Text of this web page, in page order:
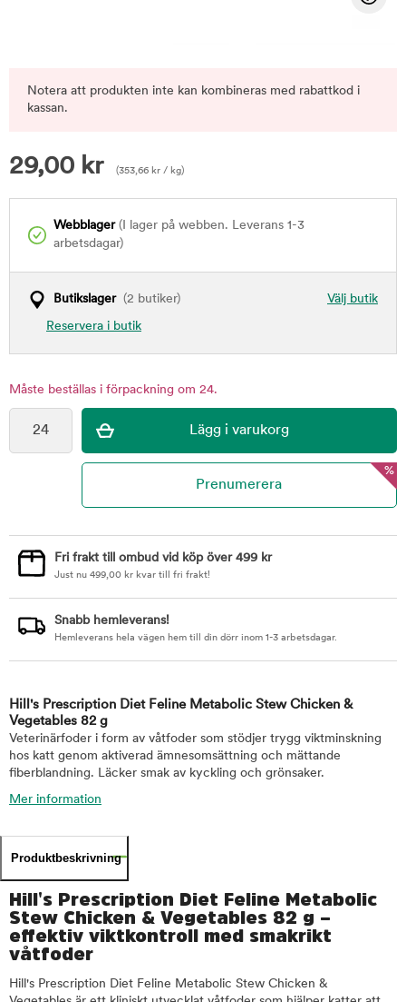
Notera att produkten inte kan kombineras med rabattkod i
kassan.
29,00 kr (353,66 kr / kg)
Webblager(I lager på webben. Leverans 1-3
arbetsdagar)
Välj butik
Butikslager(2 butiker)
Reservera i butik
Måste beställas i förpackning om 24.
%
Fri frakt till ombud vid köp över 499 kr
Just nu 499,00 kr kvar till fri frakt!
Snabb hemleverans!
Hemleverans hela vägen hem till din dörr inom 1-3 arbetsdagar.
Hill's Prescription Diet Feline Metabolic Stew Chicken &
Vegetables 82 g
Veterinärfoder i form av våtfoder som stödjer trygg viktminskning
hos katt genom aktiverad ämnesomsättning och mättande
fiberblandning. Läcker smak av kyckling och grönsaker.
Mer information
Produktbeskrivning
Hill's Prescription Diet Feline Metabolic
Stew Chicken & Vegetables 82 g –
effektiv viktkontroll med smakrikt
våtfoder
Hill's Prescription Diet Feline Metabolic Stew Chicken &